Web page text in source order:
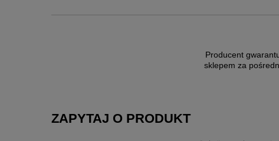
Producent
sklepem za
ZAPYTAJ O PRODUKT